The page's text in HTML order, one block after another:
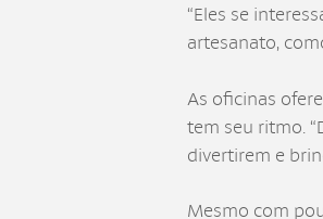
“Eles se
artesanato,
As oficinas
tem seu ritmo.
divertirem e
Mesmo com